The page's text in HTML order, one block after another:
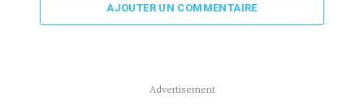
AJOUTER UN COMMENTAIRE
Advertisement